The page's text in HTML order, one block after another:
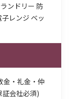
ンドリー 防
レンジ ベッ
金・礼金・仲
会社必須)